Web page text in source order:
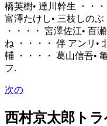
橋英樹• 達川幹生 ・・
富澤たけし• 三枝しの
・・・・ 宮澤佐江• 百
ね ・・・・ 伴 アンリ•
輔 ・・・・ 葛山信吾•
フ.
次の
西村京太郎ト